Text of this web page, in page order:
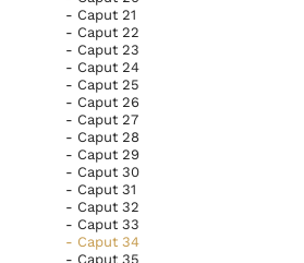
Leer de kostbare parel van Gods
herkennen
Gods Koninkrijk groeit stilletjes
dwang
De mystiek. De mystieke
heiligheid
Berichten
Het Vaticaan publiceert een
van het Romeins martyrologium
Vaticaanse financiële waakhond
Paus spreekt het
- Caput 21
- Caput 22
- Caput 23
- Caput 24
- Caput 25
- Caput 26
- Caput 27
- Caput 28
- Caput 29
- Caput 30
- Caput 31
- Caput 32
- Caput 33
- Caput 34
- Caput 35
orientem mare Salsissimum.
Qui circuibunt australem
Acrabbim (id est
Sin et perveniant ad
egredientur ad Asaraddar et
Asemona.
Ibitque per gyrum terminus
ad torrentem Aegypti, et